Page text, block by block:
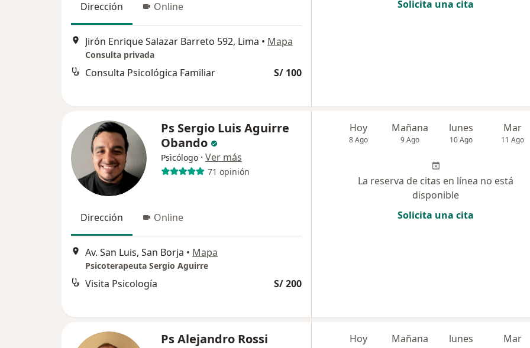
Dirección Online
Jirón Enrique Salazar Barreto 592, Lima • Mapa
Consulta privada
Consulta Psicológica Familiar S/ 100
Solicita una cita
Ps Sergio Luis Aguirre
Obando
Psicólogo · Ver más
71 opinión
Dirección Online
Av. San Luis, San Borja • Mapa
Psicoterapeuta Sergio Aguirre
Visita Psicología S/ 200
Hoy
8 Ago
Mañana
9 Ago
lunes
10 Ago
Mar
11 Ago
La reserva de citas en línea no está
disponible
Solicita una cita
Ps Alejandro Rossi
Hoy Mañana lunes Mar